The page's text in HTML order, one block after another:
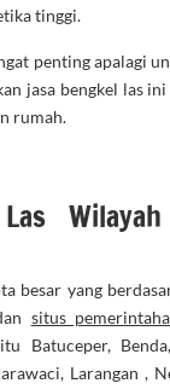
tinggi.
penting apalagi
jasa bengkel las
rumah.
besar yang
situs
Batuceper,
Larangan ,